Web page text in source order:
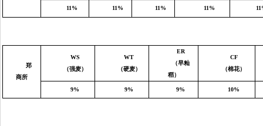
11% 11% 11% 11%
郑
商所
WS
（强麦）
WT
（硬麦）
ER
（早籼
稻）
CF
（棉花）
9% 9% 9% 10%